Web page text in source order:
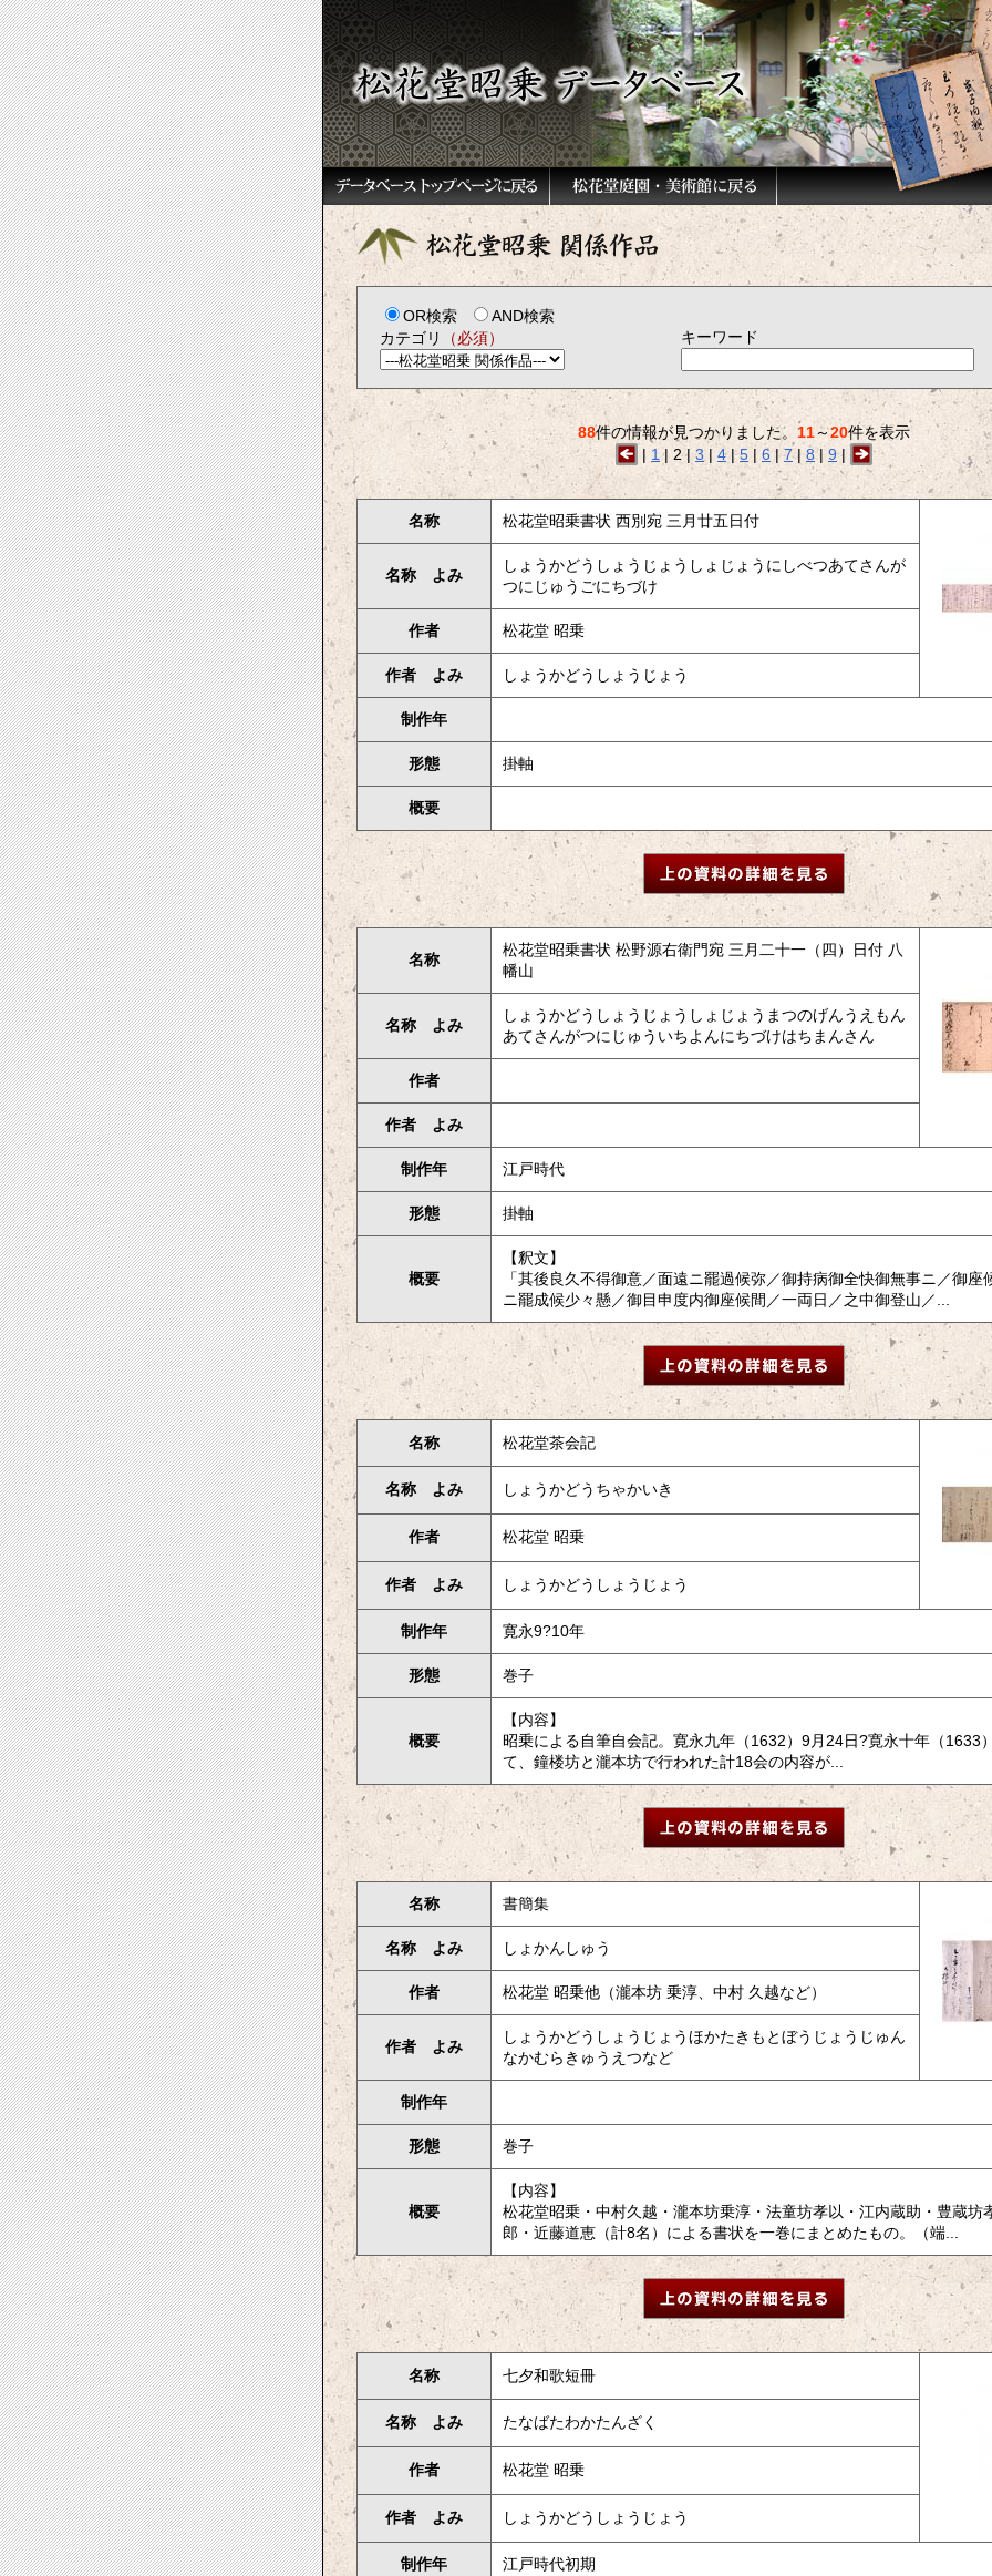
OR検索
AND検索
カテゴリ
（必須） キーワード
88件の情報が見つかりました。 11～20件を表示
| 1 | 2| 3 | 4|5 | 6 |7| 8| 9|
名称 松花堂昭乗書状 西別宛 三月廿五日付
名称 よみ
しょうかどうしょうじょうしょじょうにしべつあてさんが
つにじゅうごにちづけ
作者 松花堂 昭乗
作者 よみ しょうかどうしょうじょう
制作年
形態 掛軸
概要
名称
松花堂昭乗書状 松野源右衛門宛 三月二十一（四）日付 八
幡山
名称 よみ
しょうかどうしょうじょうしょじょうまつのげんうえもん
あてさんがつにじゅういちよんにちづけはちまんさん
作者
作者 よみ
制作年 江戸時代
形態 掛軸
概要
【釈文】
「其後良久不得御意／面遠ニ罷過候弥／御持病御全快御無事ニ／御座
ニ罷成候少々懸／御目申度内御座候間／一両日／之中御登山／...
名称 松花堂茶会記
名称 よみ しょうかどうちゃかいき
作者 松花堂 昭乗
作者 よみ しょうかどうしょうじょう
制作年 寛永9?10年
形態 巻子
概要
【内容】
昭乗による自筆自会記。寛永九年（1632）9月24日?寛永十年（1633
て、鐘楼坊と瀧本坊で行われた計18会の内容が...
名称 書簡集
名称 よみ しょかんしゅう
作者 松花堂 昭乗他（瀧本坊 乗淳、中村 久越など）
作者 よみ
しょうかどうしょうじょうほかたきもとぼうじょうじゅん
なかむらきゅうえつなど
制作年
形態 巻子
概要
【内容】
松花堂昭乗・中村久越・瀧本坊乗淳・法童坊孝以・江内蔵助・豊蔵坊
郎・近藤道恵（計8名）による書状を一巻にまとめたもの。（端...
名称 七夕和歌短冊
名称 よみ たなばたわかたんざく
作者 松花堂 昭乗
作者 よみ しょうかどうしょうじょう
制作年 江戸時代初期